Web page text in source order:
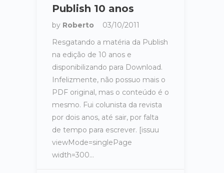
Publish 10 anos
by Roberto
03/10/2011
Resgatando a matéria da Publish
na edição de 10 anos e
disponibilizando para Download.
Infelizmente, não possuo mais o
PDF original, mas o conteúdo é o
mesmo. Fui colunista da revista
por dois anos, até sair, por falta
de tempo para escrever. [issuu
viewMode=singlePage
width=300…